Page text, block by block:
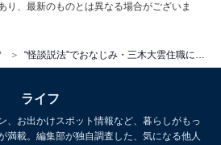
“怪談説法”でおなじみ・三木大雲住職による人類への緊急警告！ 疫病、戦争、災害…お経に記された最悪の未来予測とは？
、最新のものとは異なる場合がございま
ライフ
、お出かけスポット情報など、暮らしがもっ
満載。編集部が独自調査した、気になる他人